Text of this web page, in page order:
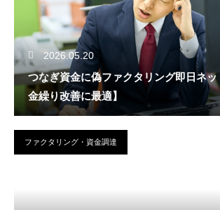
2026.05.20
つなぎ資金に偽ファクタリング即日ネ
金繰り改善に最適】
ファクタリング・資金調達